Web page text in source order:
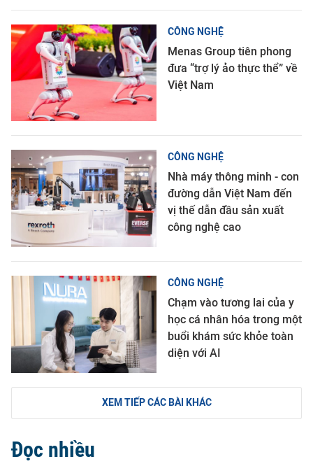
CÔNG NGHỆ
Menas Group tiên phong
đưa “trợ lý ảo thực thể” về
Việt Nam
CÔNG NGHỆ
Nhà máy thông minh - con
đường dẫn Việt Nam đến
vị thế dẫn đầu sản xuất
công nghệ cao
CÔNG NGHỆ
Chạm vào tương lai của y
học cá nhân hóa trong một
buổi khám sức khỏe toàn
diện với AI
XEM TIẾP CÁC BÀI KHÁC
Đọc nhiều